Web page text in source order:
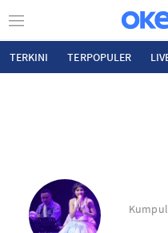
TERKINI TERPOPULER